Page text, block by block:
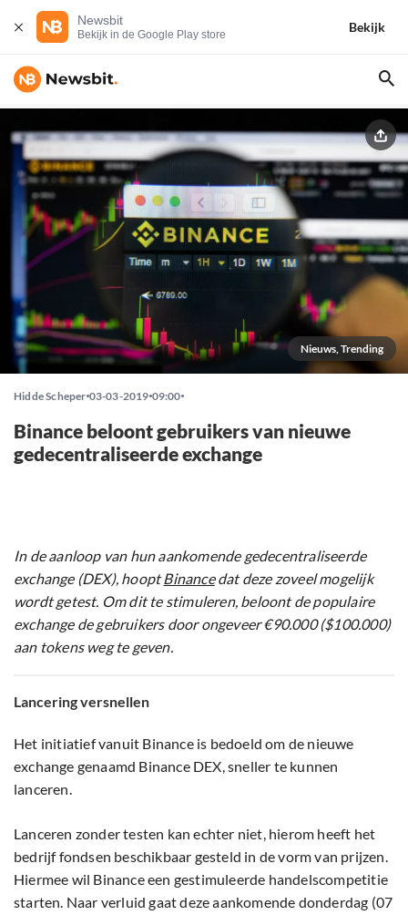
Newsbit
Bekijk in de Google Play store
Bekijk
Nieuws, Trending
Hidde Scheper 03-03-2019 09:00
Binance beloont gebruikers van nieuwe
gedecentraliseerde exchange
In de aanloop van hun aankomende gedecentraliseerde
exchange (DEX), hooptBinancedat deze zoveel mogelijk
wordt getest. Om dit te stimuleren, beloont de populaire
exchange de gebruikers door ongeveer €90.000 ($100.000)
aan tokens weg te geven.
Lancering versnellen
Het initiatief vanuit Binance is bedoeld om de nieuwe
exchange genaamd Binance DEX, sneller te kunnen
lanceren.
Lanceren zonder testen kan echter niet, hierom heeft het
bedrijf fondsen beschikbaar gesteld in de vorm van prijzen.
Hiermee wil Binance een gestimuleerde handelscompetitie
starten. Naar verluid gaat deze aankomende donderdag (07